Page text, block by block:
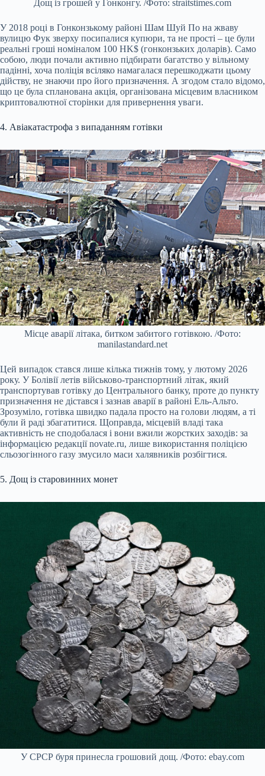
Дощ із грошей у Гонконгу. /Фото: straitstimes.com
У 2018 році в Гонконзькому районі Шам Шуй По на жваву
вулицю Фук зверху посипалися купюри, та не прості – це були
реальні гроші номіналом 100 HK$ (гонконзьких доларів). Само
собою, люди почали активно підбирати багатство у вільному
падінні, хоча поліція всіляко намагалася перешкоджати цьому
дійству, не знаючи про його призначення. А згодом стало відомо,
що це була спланована акція, організована місцевим власником
криптовалютної сторінки для привернення уваги.
4. Авіакатастрофа з випаданням готівки
Місце аварії літака, битком забитого готівкою. /Фото:
manilastandard.net
Цей випадок стався лише кілька тижнів тому, у лютому 2026
року. У Болівії летів військово-транспортний літак, який
транспортував готівку до Центрального банку, проте до пункту
призначення не дістався і зазнав аварії в районі Ель-Альто.
Зрозуміло, готівка швидко падала просто на голови людям, а ті
були й раді збагатитися. Щоправда, місцевій владі така
активність не сподобалася і вони вжили жорстких заходів: за
інформацією редакції novate.ru, лише використання поліцією
сльозогінного газу змусило маси халявників розбігтися.
5. Дощ із старовинних монет
У СРСР буря принесла грошовий дощ. /Фото: ebay.com